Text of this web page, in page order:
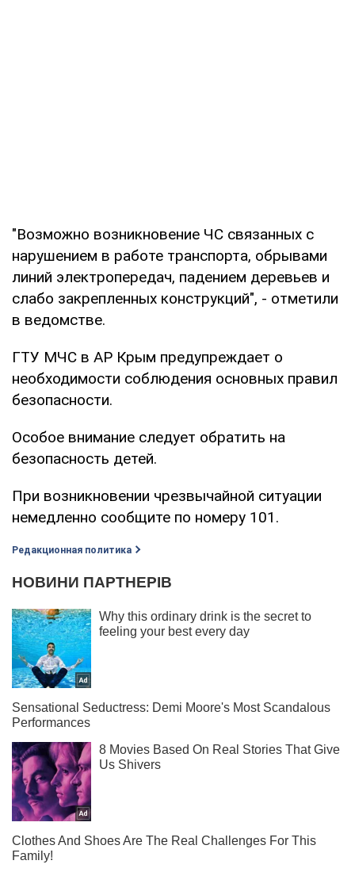
"Возможно возникновение ЧС связанных с
нарушением в работе транспорта, обрывами
линий электропередач, падением деревьев и
слабо закрепленных конструкций", - отметили
в ведомстве.
ГТУ МЧС в АР Крым предупреждает о
необходимости соблюдения основных правил
безопасности.
Особое внимание следует обратить на
безопасность детей.
При возникновении чрезвычайной ситуации
немедленно сообщите по номеру 101.
Редакционная политика